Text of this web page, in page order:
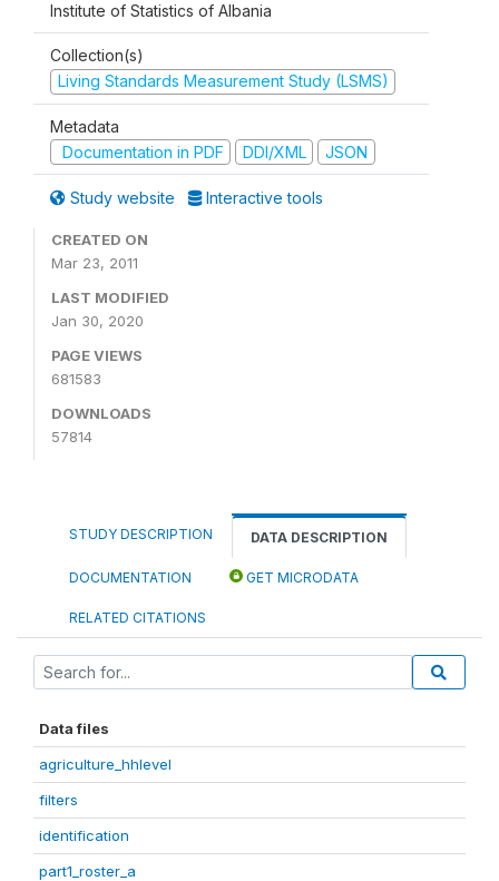
Institute of Statistics of Albania
Collection(s)
Living Standards Measurement Study (LSMS)
Metadata
Documentation in PDF
DDI/XML JSON
Study website Interactive tools
CREATED ON
Mar 23, 2011
LAST MODIFIED
Jan 30, 2020
PAGE VIEWS
681583
DOWNLOADS
57814
STUDY DESCRIPTION DATA DESCRIPTION
DOCUMENTATION GET MICRODATA
RELATED CITATIONS
Data files
agriculture_hhlevel
filters
identification
part1_roster_a